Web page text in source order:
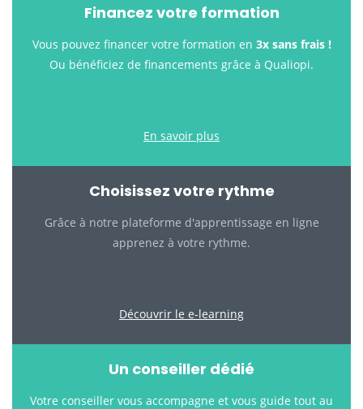
Financez votre formation
Vous pouvez financer votre formation en 3x sans frais !
Ou bénéficiez de financements grâce à Qualiopi.
En savoir plus
Choisissez votre rythme
Grâce à notre plateforme d'apprentissage en ligne
apprenez à votre rythme.
Découvrir le e-learning
Un conseiller dédié
Votre conseiller vous accompagne et vous guide tout au